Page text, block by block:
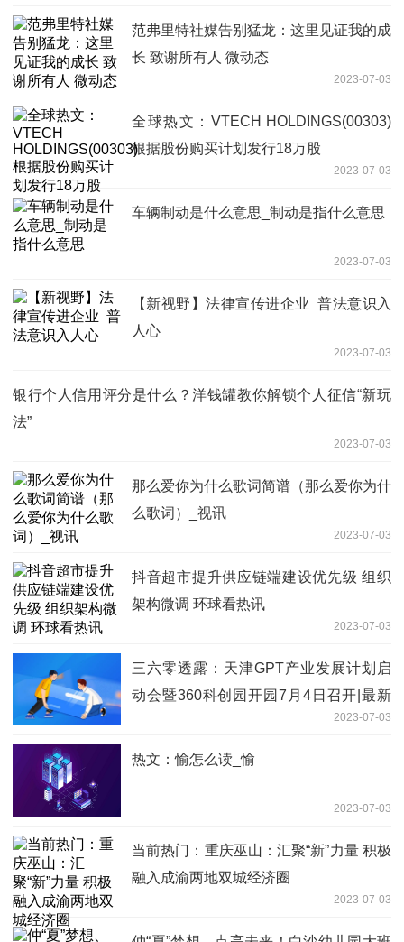
范弗里特社媒告别猛龙：这里见证我的成
长 致谢所有人 微动态
2023-07-03
全球热文：VTECH HOLDINGS(00303)
根据股份购买计划发行18万股
2023-07-03
车辆制动是什么意思_制动是指什么意思
2023-07-03
【新视野】法律宣传进企业 普法意识入
人心
2023-07-03
银行个人信用评分是什么？洋钱罐教你解锁个人征信“新玩
法”
2023-07-03
那么爱你为什么歌词简谱（那么爱你为什
么歌词）_视讯
2023-07-03
抖音超市提升供应链端建设优先级 组织
架构微调 环球看热讯
2023-07-03
三六零透露：天津GPT产业发展计划启
动会暨360科创园开园7月4日召开|最新
2023-07-03
热文：愉怎么读_愉
2023-07-03
当前热门：重庆巫山：汇聚“新”力量 积极
融入成渝两地双城经济圈
2023-07-03